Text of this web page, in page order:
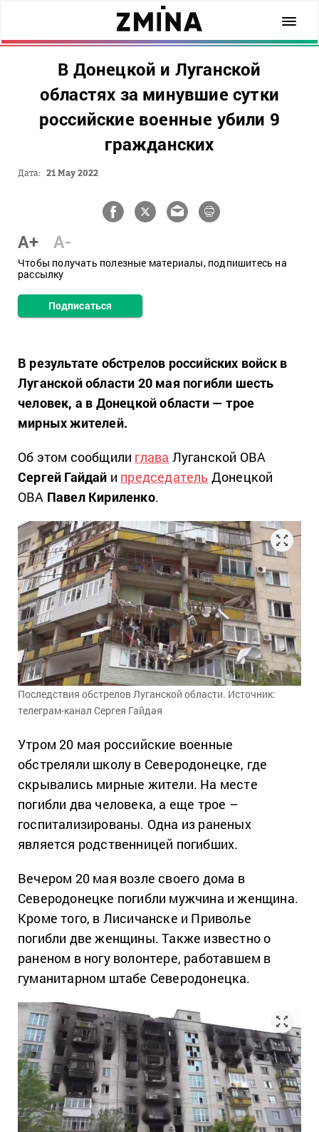
В Донецкой и Луганской
областях за минувшие сутки
российские военные убили 9
гражданских
Дата: 21 May 2022
A+ A-
Чтобы получать полезные материалы, подпишитесь на
рассылку
Подписаться
В результате обстрелов российских войск в
Луганской области 20 мая погибли шесть
человек, а в Донецкой области — трое
мирных жителей.
Об этом сообщили глава Луганской ОВА
Сергей Гайдай и председатель Донецкой
ОВА Павел Кириленко.
Последствия обстрелов Луганской области. Источник:
телеграм-канал Сергея Гайдая
Утром 20 мая российские военные
обстреляли школу в Северодонецке, где
скрывались мирные жители. На месте
погибли два человека, а еще трое –
госпитализированы. Одна из раненых
является родственницей погибших.
Вечером 20 мая возле своего дома в
Северодонецке погибли мужчина и женщина.
Кроме того, в Лисичанске и Приволье
погибли две женщины. Также известно о
раненом в ногу волонтере, работавшем в
гуманитарном штабе Северодонецка.